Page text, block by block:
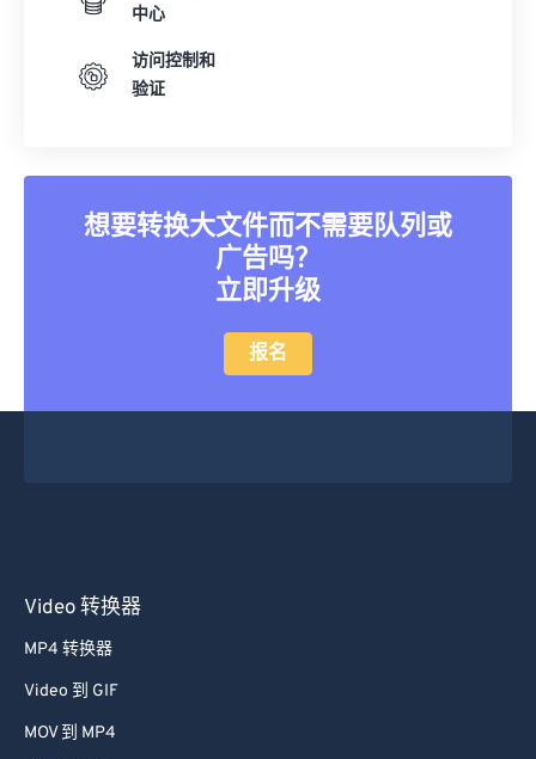
中心
访问控制和
验证
想要转换大文件而不需要队列或
广告吗？
立即升级
报名
Video 转换器
MP4 转换器
Video 到 GIF
MOV 到 MP4